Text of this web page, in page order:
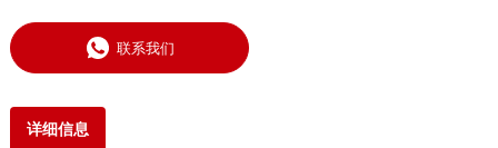
联系我们
详细信息